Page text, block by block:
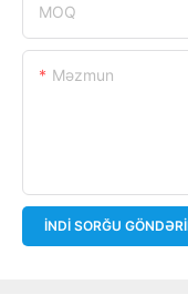
MOQ
Məzmun
İNDI SORĞU